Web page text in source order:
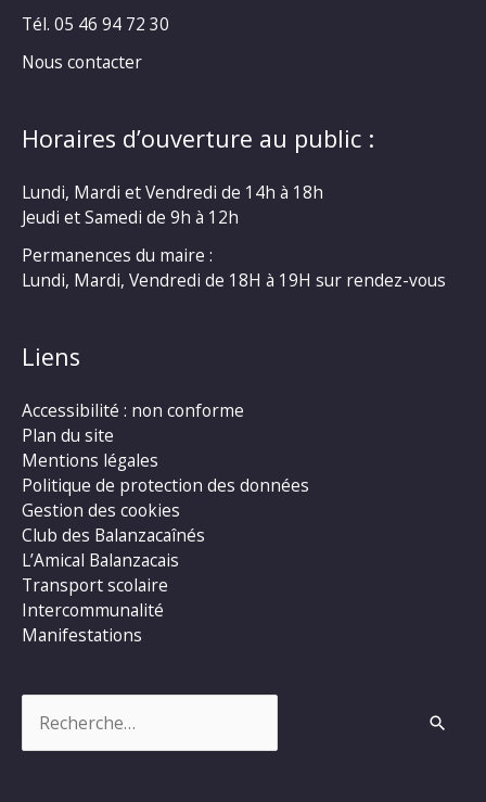
Tél. 05 46 94 72 30
Nous contacter
Horaires d’ouverture au public :
Lundi, Mardi et Vendredi de 14h à 18h
Jeudi et Samedi de 9h à 12h
Permanences du maire :
Lundi, Mardi, Vendredi de 18H à 19H sur rendez-vous
Liens
Accessibilité : non conforme
Plan du site
Mentions légales
Politique de protection des données
Gestion des cookies
Club des Balanzacaînés
L’Amical Balanzacais
Transport scolaire
Intercommunalité
Manifestations